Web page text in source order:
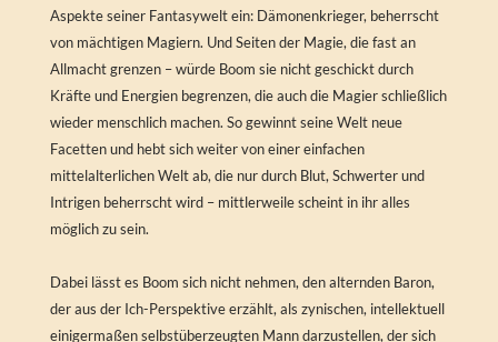
Aspekte seiner Fantasywelt ein: Dämonenkrieger, beherrscht
von mächtigen Magiern. Und Seiten der Magie, die fast an
Allmacht grenzen – würde Boom sie nicht geschickt durch
Kräfte und Energien begrenzen, die auch die Magier schließlich
wieder menschlich machen. So gewinnt seine Welt neue
Facetten und hebt sich weiter von einer einfachen
mittelalterlichen Welt ab, die nur durch Blut, Schwerter und
Intrigen beherrscht wird – mittlerweile scheint in ihr alles
möglich zu sein.
Dabei lässt es Boom sich nicht nehmen, den alternden Baron,
der aus der Ich-Perspektive erzählt, als zynischen, intellektuell
einigermaßen selbstüberzeugten Mann darzustellen, der sich